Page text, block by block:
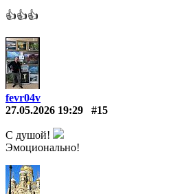
👍👍👍
fevr04v
27.05.2026 19:29
#15
С душой!
Эмоционально!